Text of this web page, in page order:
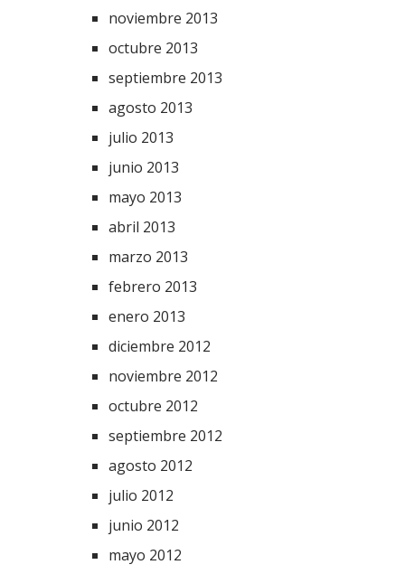
noviembre 2013
octubre 2013
septiembre 2013
agosto 2013
julio 2013
junio 2013
mayo 2013
abril 2013
marzo 2013
febrero 2013
enero 2013
diciembre 2012
noviembre 2012
octubre 2012
septiembre 2012
agosto 2012
julio 2012
junio 2012
mayo 2012